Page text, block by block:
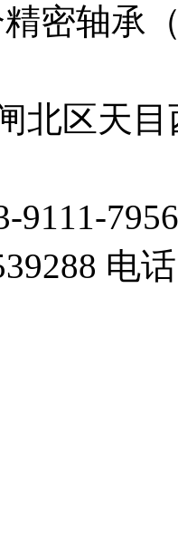
精密轴承
北区天
9111-7956
电